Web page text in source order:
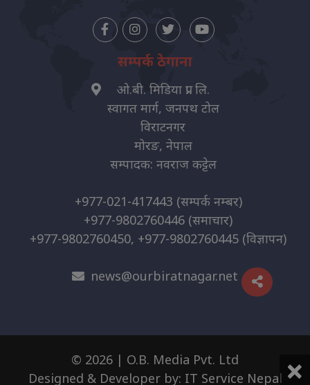
सम्पर्क ठेगाना
ओ.बी. मिडिया प्रा. लि.
स्वागत मार्ग, जनपथ टोल
विराटनगर
मोरङ, नेपाल
सम्पादक: नवराज कट्टेल
+977-021-417443 (सम्पर्क नम्बर)
+977-9802760446 (समाचार)
+977-9802760450, +977-9802760445 (विज्ञापन)
news@ourbiratnagar.net
© 2026 | O.B. Media Pvt. Ltd
Designed & Developer by: IT Service Nepal ×